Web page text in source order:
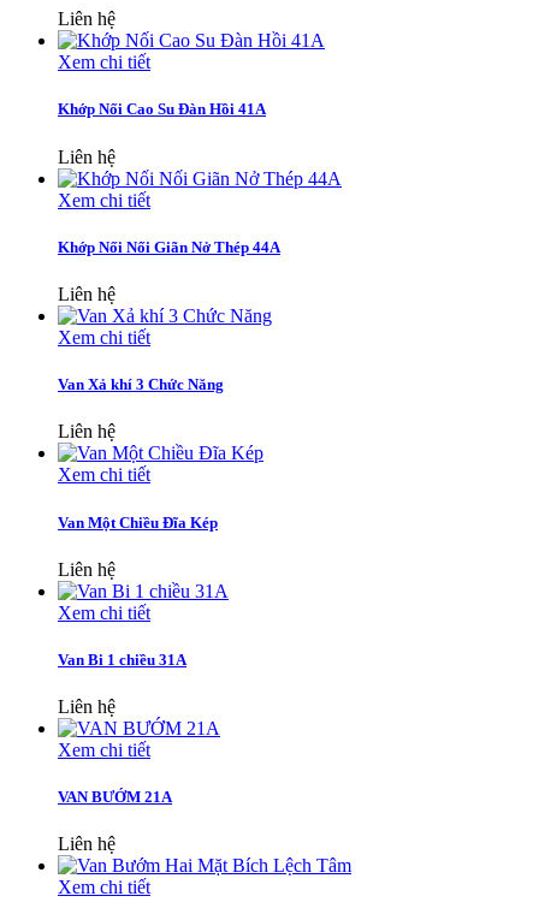
Liên hệ
Xem chi tiết
Khớp Nối Cao Su Đàn Hồi 41A
Liên hệ
Xem chi tiết
Khớp Nối Nối Giãn Nở Thép 44A
Liên hệ
Xem chi tiết
Van Xả khí 3 Chức Năng
Liên hệ
Xem chi tiết
Van Một Chiều Đĩa Kép
Liên hệ
Xem chi tiết
Van Bi 1 chiều 31A
Liên hệ
Xem chi tiết
VAN BƯỚM 21A
Liên hệ
Xem chi tiết